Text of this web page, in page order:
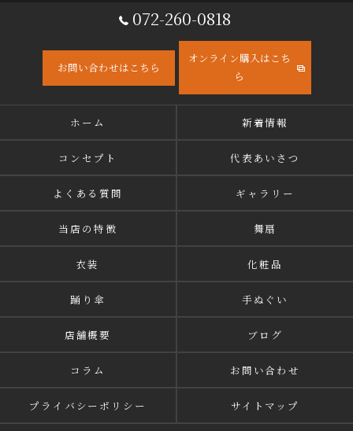
072-260-0818
お問い合わせはこちら
オンライン購入はこち
ら
ホーム 新着情報
コンセプト 代表あいさつ
よくある質問 ギャラリー
当店の特徴 舞扇
衣装 化粧品
踊り傘 手ぬぐい
店舗概要 ブログ
コラム お問い合わせ
プライバシーポリシー サイトマップ